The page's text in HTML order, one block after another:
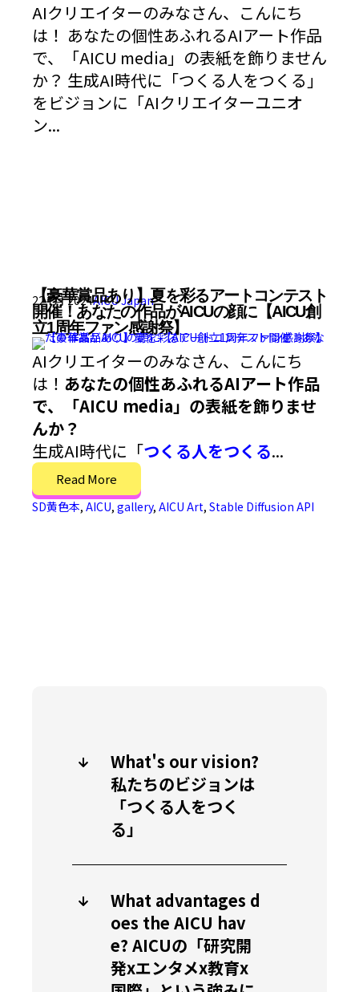
AIクリエイターのみなさん、こんにち
は！ あなたの個性あふれるAIアート作品
で、「AICU media」の表紙を飾りません
か？ 生成AI時代に「つくる人をつくる」
をビジョンに「AIクリエイターユニオ
ン...
【豪華賞品あり】夏を彩るアートコンテスト
開催！あなたの作品がAICUの顔に【AICU創
立1周年ファン感謝祭】
22 7月 2024AICU Japan
AIクリエイターのみなさん、こんにち
は！ あなたの個性あふれるAIアート作品
で、「AICU media」の表紙を飾りませ
んか？
生成AI時代に「つくる人をつくる...
Read More
SD黄色本, AICU, gallery, AICU Art, Stable Diffusion API
What's our vision?
私たちのビジョンは
「つくる人をつく
る」
What advantages d
oes the AICU hav
e? AICUの「研究開
発xエンタメx教育x